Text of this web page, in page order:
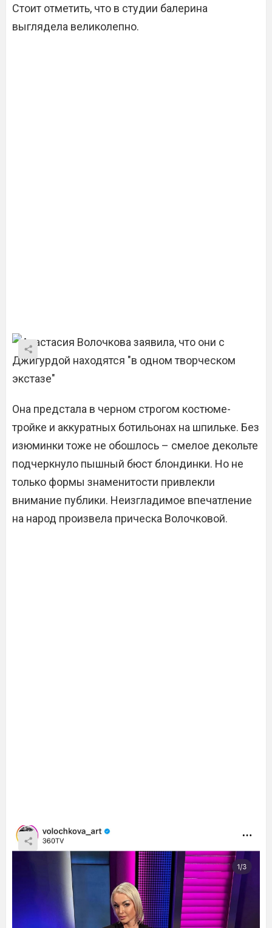
Стоит отметить, что в студии балерина
выглядела великолепно.
Она предстала в черном строгом костюме-
тройке и аккуратных ботильонах на шпильке. Без
изюминки тоже не обошлось – смелое декольте
подчеркнуло пышный бюст блондинки. Но не
только формы знаменитости привлекли
внимание публики. Неизгладимое впечатление
на народ произвела прическа Волочковой.